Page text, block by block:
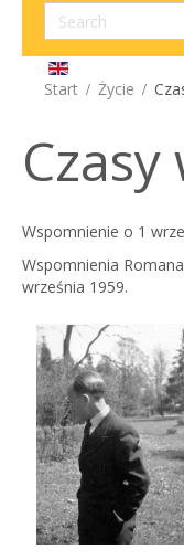
Start Życie
Wspomnienie o 1
Wspomnienia
września 1959.